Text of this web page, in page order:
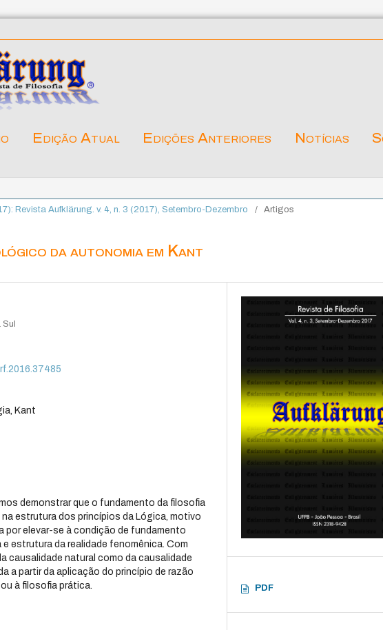
Edição Atual Edições Anteriores Notícias
Revista Aufklärung. v. 4, n. 3 (2017), Setembro-Dezembro / Artigos
da autonomia em Kant
Sul
Kant
demonstrar que o fundamento da filosofia
estrutura dos princípios da Lógica, motivo
por elevar-se à condição de fundamento
estrutura da realidade fenomênica. Com
causalidade natural como da causalidade
a partir da aplicação do princípio de razão
à filosofia prática.
PDF